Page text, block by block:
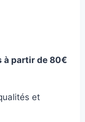
à partir de 80€
et